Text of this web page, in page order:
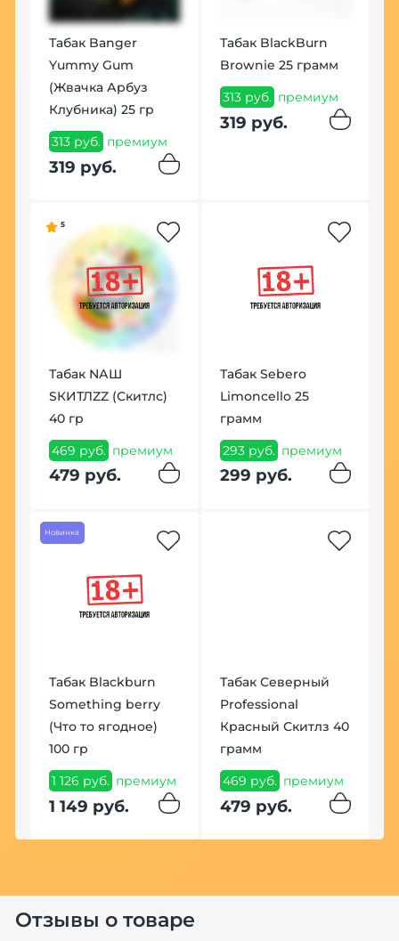
Табак Banger
Yummy Gum
(Жвачка Арбуз
Клубника) 25 гр
313 руб. премиум
319 руб.
Табак BlackBurn
Brownie 25 грамм
313 руб. премиум
319 руб.
5
Табак NАШ
SКИТЛZZ (Скитлс)
40 гр
469 руб. премиум
479 руб.
Табак Sebero
Limoncello 25
грамм
293 руб. премиум
299 руб.
Новинка
Табак Blackburn
Something berry
(Что то ягодное)
100 гр
1 126 руб. премиум
1 149 руб.
Табак Северный
Professional
Красный Скитлз 40
грамм
469 руб. премиум
479 руб.
Отзывы о товаре